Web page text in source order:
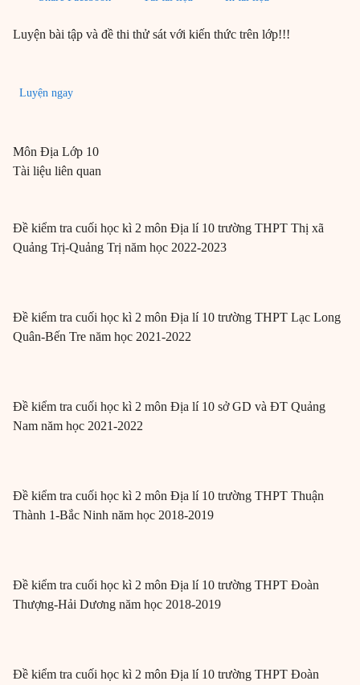
Luyện bài tập và đề thi thử sát với kiến thức trên lớp!!!
Luyện ngay
Môn Địa Lớp 10
Tài liệu liên quan
Đề kiểm tra cuối học kì 2 môn Địa lí 10 trường THPT Thị xã
Quảng Trị-Quảng Trị năm học 2022-2023
Đề kiểm tra cuối học kì 2 môn Địa lí 10 trường THPT Lạc Long
Quân-Bến Tre năm học 2021-2022
Đề kiểm tra cuối học kì 2 môn Địa lí 10 sở GD và ĐT Quảng
Nam năm học 2021-2022
Đề kiểm tra cuối học kì 2 môn Địa lí 10 trường THPT Thuận
Thành 1-Bắc Ninh năm học 2018-2019
Đề kiểm tra cuối học kì 2 môn Địa lí 10 trường THPT Đoàn
Thượng-Hải Dương năm học 2018-2019
Đề kiểm tra cuối học kì 2 môn Địa lí 10 trường THPT Đoàn